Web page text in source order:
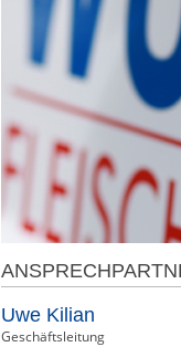
Uwe Kilian
Geschäftsleitung